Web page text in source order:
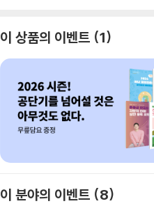
이 상품의 이벤트 1
이 분야의 이벤트 8